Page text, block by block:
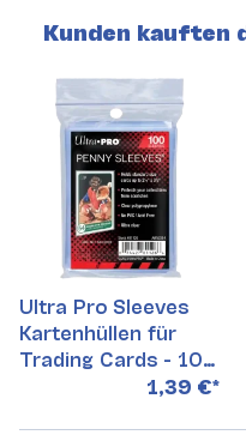
Kunden kauften
Ultra Pro Sleeves
Kartenhüllen für
Trading Cards - 100
1,39 €*